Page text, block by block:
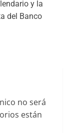
y la
del Banco
no será
están
de